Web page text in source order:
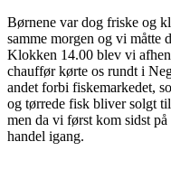
Børnene var dog friske og
samme morgen og vi måtte
Klokken 14.00 blev vi
chauffør kørte os rundt i
andet forbi fiskemarkedet,
og tørrede fisk bliver solgt
men da vi først kom sidst
handel igang.